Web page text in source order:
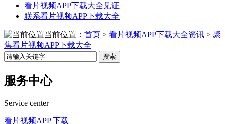
看片视频APP下载大全见证
联系看片视频APP下载大全
当前位置： 首页 > 看片视频APP下载大全资讯 > 聚
焦看片视频APP下载大全
搜索
服务中心
Service center
看片视频APP 下载